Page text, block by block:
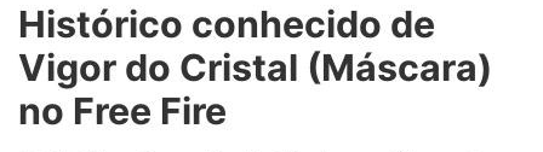
Histórico conhecido de
Vigor do Cristal (Máscara)
no Free Fire